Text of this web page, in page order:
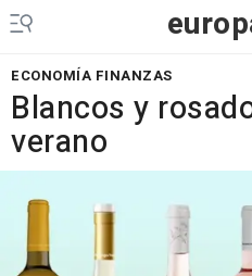
ECONOMÍA FINANZAS
Blancos y
verano